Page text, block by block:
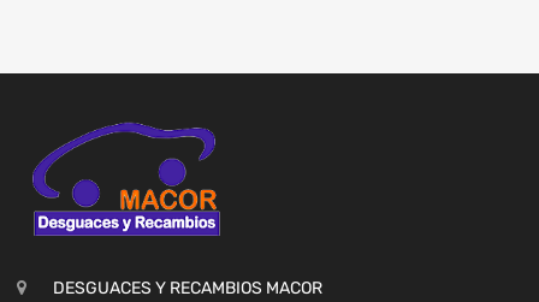
DESGUACES Y RECAMBIOS MACOR